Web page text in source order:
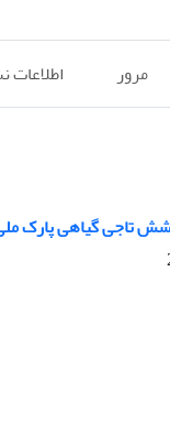
مرور اطلاعات
تاجی گیاهی پارک